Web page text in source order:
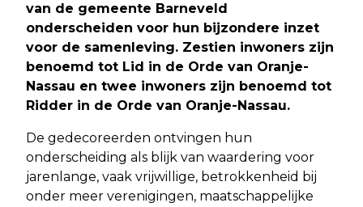
van de gemeente Barneveld
onderscheiden voor hun bijzondere inzet
voor de samenleving. Zestien inwoners zijn
benoemd tot Lid in de Orde van Oranje-
Nassau en twee inwoners zijn benoemd tot
Ridder in de Orde van Oranje-Nassau.
De gedecoreerden ontvingen hun
onderscheiding als blijk van waardering voor
jarenlange, vaak vrijwillige, betrokkenheid bij
onder meer verenigingen, maatschappelijke